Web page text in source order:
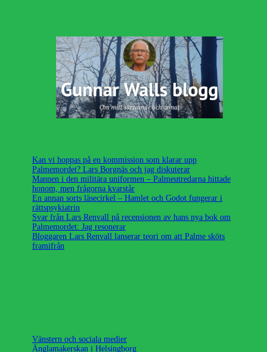
Kan vi hoppas på en kommission som klarar upp
Palmemordet? Lars Borgnäs och jag diskuterar
Mannen i den militära uniformen – Palmeutredarna hittade
honom, men frågorna kvarstår
En annan sorts läsecirkel – Hamlet och Godot fungerar i
rättspsykiatrin
Svar från Lars Renvall på recensionen av hans nya bok om
Palmemordet: Jag resonerar
Bloggaren Lars Renvall lanserar teori om att Palme sköts
framifrån
Vänstern och sociala medier
Änglamakerskan i Helsingborg